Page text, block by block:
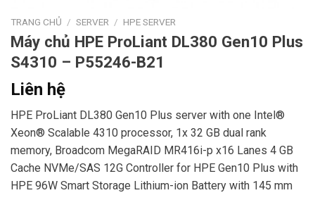
TRANG CHỦ / SERVER / HPE SERVER
Máy chủ HPE ProLiant DL380 Gen10 Plus
S4310 – P55246-B21
Liên hệ
HPE ProLiant DL380 Gen10 Plus server with one Intel®
Xeon® Scalable 4310 processor, 1x 32 GB dual rank
memory, Broadcom MegaRAID MR416i-p x16 Lanes 4 GB
Cache NVMe/SAS 12G Controller for HPE Gen10 Plus with
HPE 96W Smart Storage Lithium-ion Battery with 145 mm